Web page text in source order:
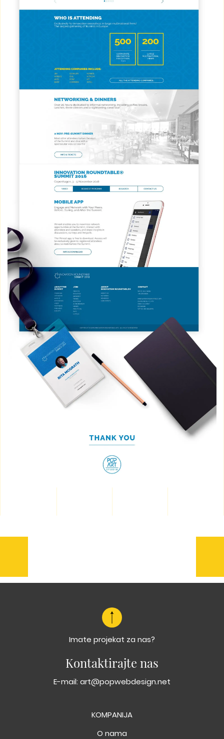
Imate projekat za nas?
Kontaktirajte nas
E-mail: art@popwebdesign.net
KOMPANIJA
O nama